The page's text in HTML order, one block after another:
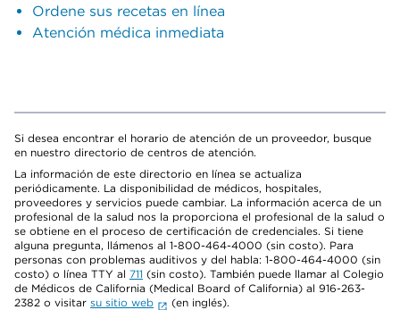
Ordene sus recetas en línea
Atención médica inmediata
Si desea encontrar el horario de atención de un proveedor, busque
en nuestro directorio de centros de atención.
La información de este directorio en línea se actualiza
periódicamente. La disponibilidad de médicos, hospitales,
proveedores y servicios puede cambiar. La información acerca de un
profesional de la salud nos la proporciona el profesional de la salud o
se obtiene en el proceso de certificación de credenciales. Si tiene
alguna pregunta, llámenos al 1-800-464-4000 (sin costo). Para
personas con problemas auditivos y del habla: 1-800-464-4000 (sin
costo) o línea TTY al 711 (sin costo). También puede llamar al Colegio
de Médicos de California (Medical Board of California) al 916-263-
2382 o visitar su sitio web
(en inglés).